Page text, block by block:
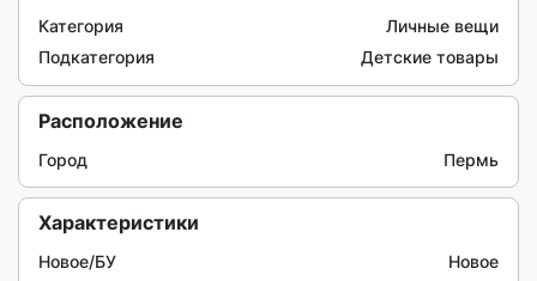
Категория
Личные вещи
Подкатегория
Детские товары
Расположение
Город Пермь
Характеристики
Новое/БУ
Новое